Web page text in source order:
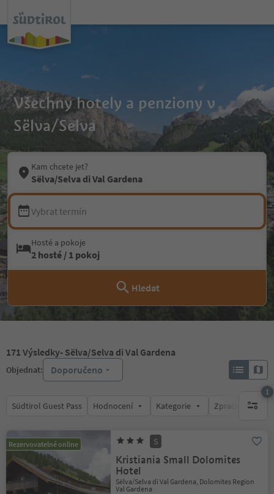
Všechny hotely a penziony v
Sëlva/Selva
Kam chcete jet?
Sëlva/Selva di Val Gardena
Vybrat termín
Hosté a pokoje
2 hosté / 1 pokoj
Hledat
171 Výsledky- Sëlva/Selva di Val Gardena
Objednat: Doporučeno
Südtirol Guest Pass Hodnocení Kategorie Zpracovává
1
1
Rezervovatelné online S
Kristiania Small Dolomites
Hotel
Sëlva/Selva di Val Gardena, Dolomites Region
Val Gardena